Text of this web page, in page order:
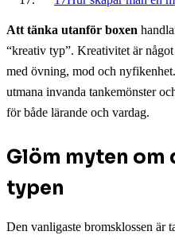
Att tänka utanför boxen
“kreativ typ”. Kreativitet är
med övning, mod och
utmana invanda tankemönster
för både lärande och vardag.
Glöm myten om
typen
Den vanligaste bromsklossen är